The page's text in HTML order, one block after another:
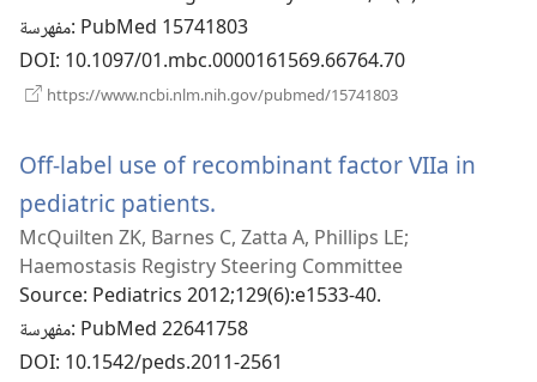
مفهرسة‎: PubMed 15741803
DOI‎: 10.1097/01.mbc.0000161569.66764.70
https://www.ncbi.nlm.nih.gov/pubmed/15741803
Off-label use of recombinant factor VIIa in
pediatric patients.
نافذة
جديدة)
McQuilten ZK, Barnes C, Zatta A, Phillips LE;
Haemostasis Registry Steering Committee
Source‎: Pediatrics 2012;129(6):e1533-40.
مفهرسة‎: PubMed 22641758
DOI‎: 10.1542/peds.2011-2561